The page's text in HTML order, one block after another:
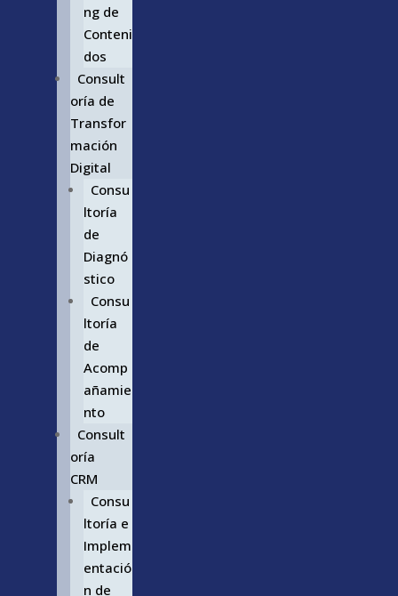
ng de
Conteni
dos
Consult
oría de
Transfor
mación
Digital
Consu
ltoría
de
Diagnó
stico
Consu
ltoría
de
Acomp
añamie
nto
Consult
oría
CRM
Consu
ltoría e
Implem
entació
n de